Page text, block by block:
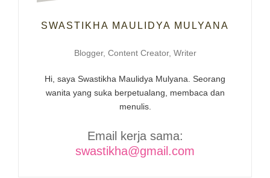
SWASTIKHA MAULIDYA MULYANA
Blogger, Content Creator, Writer
Hi, saya Swastikha Maulidya Mulyana. Seorang
wanita yang suka berpetualang, membaca dan
menulis.
Email kerja sama:
swastikha@gmail.com